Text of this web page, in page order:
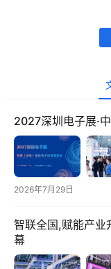
首
页
2027深圳电子展·
2026年7月29日
智联全国,赋能产业
幕